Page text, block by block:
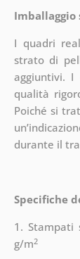
Imballaggio
I quadri
strato di
aggiuntivi. I
qualità
Poiché si
durante il
Specifiche
1.
g/m2